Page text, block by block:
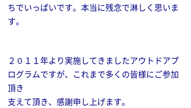
ちでいっぱいです。本当に残念で淋しく思いま
す。
２０１１年より実施してきましたアウトドアプ
ログラムですが、これまで多くの皆様にご参加
頂き
支えて頂き、感謝申し上げます。